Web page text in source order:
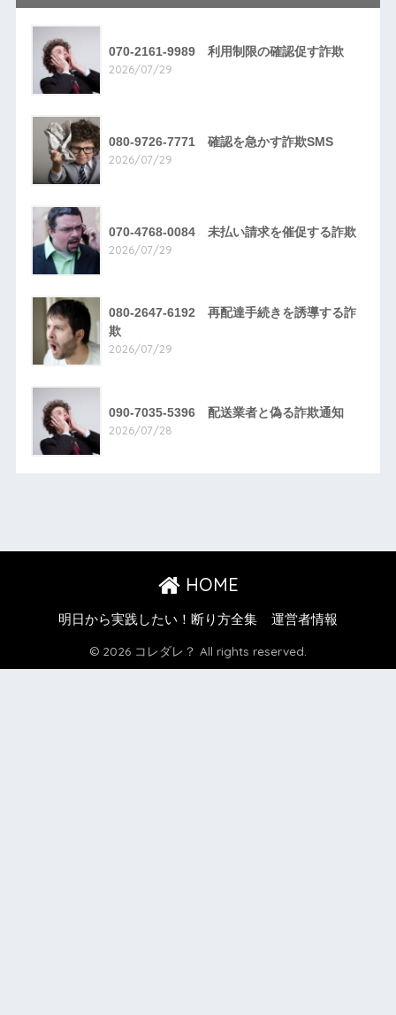
070-2161-9989 利用制限の確認促す詐欺
2026/07/29
080-9726-7771 確認を急かす詐欺SMS
2026/07/29
070-4768-0084 未払い請求を催促する詐欺
2026/07/29
080-2647-6192 再配達手続きを誘導する詐
欺
2026/07/29
090-7035-5396 配送業者と偽る詐欺通知
2026/07/28
HOME
明日から実践したい！断り方全集 運営者情報
© 2026 コレダレ？ All rights reserved.